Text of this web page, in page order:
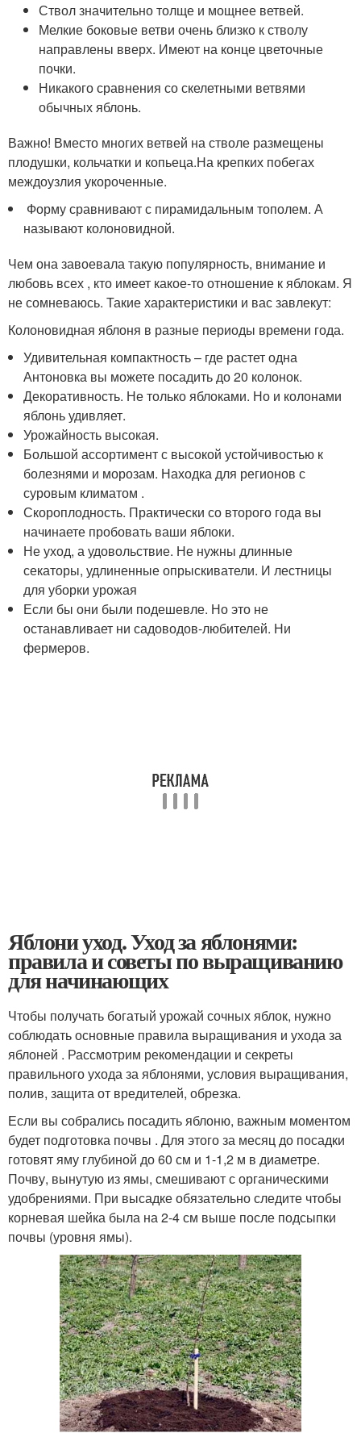
Ствол значительно толще и мощнее ветвей.
Мелкие боковые ветви очень близко к стволу
направлены вверх. Имеют на конце цветочные
почки.
Никакого сравнения со скелетными ветвями
обычных яблонь.
Важно! Вместо многих ветвей на стволе размещены
плодушки, кольчатки и копьеца.На крепких побегах
междоузлия укороченные.
Форму сравнивают с пирамидальным тополем. А
называют колоновидной.
Чем она завоевала такую популярность, внимание и
любовь всех , кто имеет какое-то отношение к яблокам. Я
не сомневаюсь. Такие характеристики и вас завлекут:
Колоновидная яблоня в разные периоды времени года.
Удивительная компактность – где растет одна
Антоновка вы можете посадить до 20 колонок.
Декоративность. Не только яблоками. Но и колонами
яблонь удивляет.
Урожайность высокая.
Большой ассортимент с высокой устойчивостью к
болезнями и морозам. Находка для регионов с
суровым климатом .
Скороплодность. Практически со второго года вы
начинаете пробовать ваши яблоки.
Не уход, а удовольствие. Не нужны длинные
секаторы, удлиненные опрыскиватели. И лестницы
для уборки урожая
Если бы они были подешевле. Но это не
останавливает ни садоводов-любителей. Ни
фермеров.
Яблони уход. Уход за яблонями:
правила и советы по выращиванию
для начинающих
Чтобы получать богатый урожай сочных яблок, нужно
соблюдать основные правила выращивания и ухода за
яблоней . Рассмотрим рекомендации и секреты
правильного ухода за яблонями, условия выращивания,
полив, защита от вредителей, обрезка.
Если вы собрались посадить яблоню, важным моментом
будет подготовка почвы . Для этого за месяц до посадки
готовят яму глубиной до 60 см и 1-1,2 м в диаметре.
Почву, вынутую из ямы, смешивают с органическими
удобрениями. При высадке обязательно следите чтобы
корневая шейка была на 2-4 см выше после подсыпки
почвы (уровня ямы).